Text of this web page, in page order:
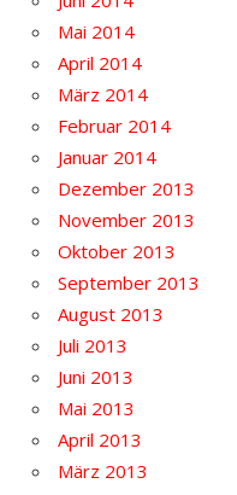
Mai 2014
April 2014
März 2014
Februar 2014
Januar 2014
Dezember 2013
November 2013
Oktober 2013
September 2013
August 2013
Juli 2013
Juni 2013
Mai 2013
April 2013
März 2013